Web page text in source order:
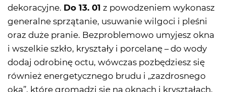
dekoracyjne. Do 13. 01 z powodzeniem wykonasz
generalne sprzątanie, usuwanie wilgoci i pleśni
oraz duże pranie. Bezproblemowo umyjesz okna
i wszelkie szkło, kryształy i porcelanę – do wody
dodaj odrobinę octu, wówczas pozbędziesz się
również energetycznego brudu i „zazdrosnego
oka”, które gromadzi się na oknach i kryształach.